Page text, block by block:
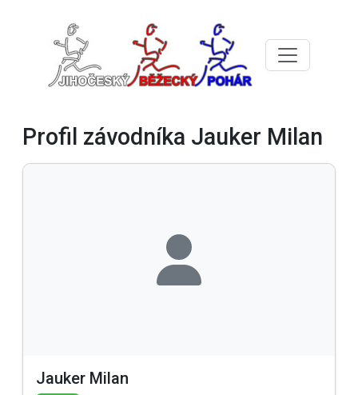
Profil závodníka Jauker Milan
Jauker Milan